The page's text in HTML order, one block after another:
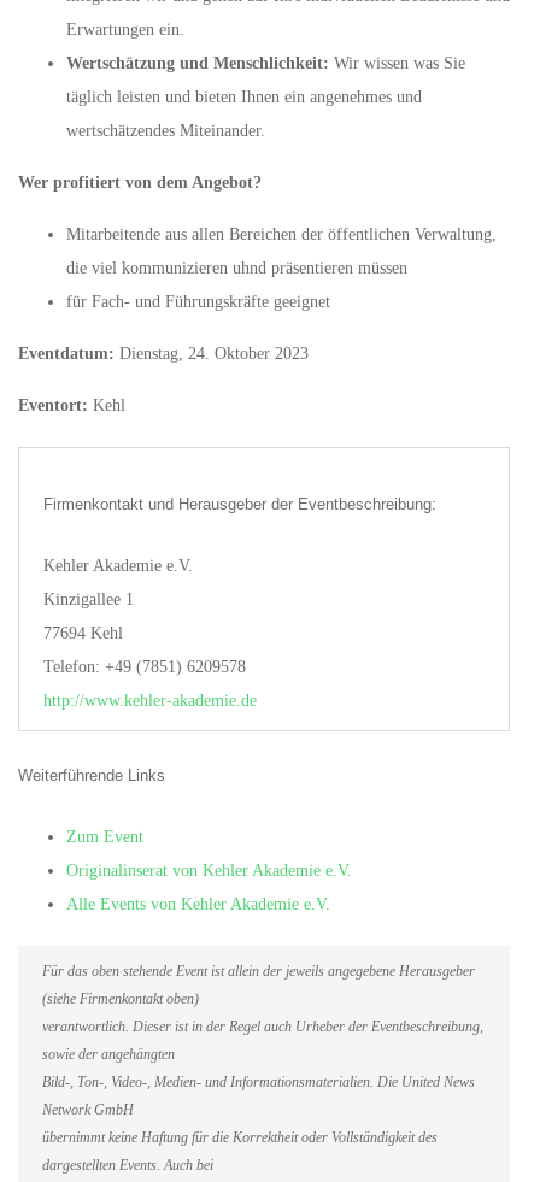
Erwartungen ein.
Wertschätzung und Menschlichkeit: Wir wissen was Sie
täglich leisten und bieten Ihnen ein angenehmes und
wertschätzendes Miteinander.
Wer profitiert von dem Angebot?
Mitarbeitende aus allen Bereichen der öffentlichen Verwaltung,
die viel kommunizieren uhnd präsentieren müssen
für Fach- und Führungskräfte geeignet
Eventdatum: Dienstag, 24. Oktober 2023
Eventort: Kehl
Firmenkontakt und Herausgeber der Eventbeschreibung:
Kehler Akademie e.V.
Kinzigallee 1
77694 Kehl
Telefon: +49 (7851) 6209578
http://www.kehler-akademie.de
Weiterführende Links
Zum Event
Originalinserat von Kehler Akademie e.V.
Alle Events von Kehler Akademie e.V.
Für das oben stehende Event ist allein der jeweils angegebene Herausgeber
(siehe Firmenkontakt oben)
verantwortlich. Dieser ist in der Regel auch Urheber der Eventbeschreibung,
sowie der angehängten
Bild-, Ton-, Video-, Medien- und Informationsmaterialien. Die United News
Network GmbH
übernimmt keine Haftung für die Korrektheit oder Vollständigkeit des
dargestellten Events. Auch bei